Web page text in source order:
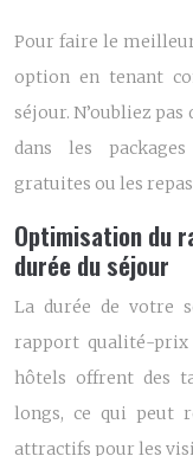
Pour faire le
option en tenant
séjour. N’oubliez
dans les
gratuites ou les
Optimisation du
durée du séjour
La durée de votre
rapport qualité-prix
hôtels offrent des
longs, ce qui peut
attractifs pour les